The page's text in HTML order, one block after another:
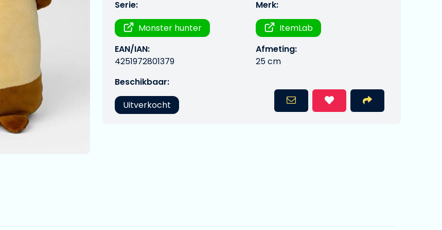
Serie:
Monster hunter
Merk:
ItemLab
EAN/IAN:
4251972801379
Afmeting:
25 cm
Beschikbaar:
Uitverkocht